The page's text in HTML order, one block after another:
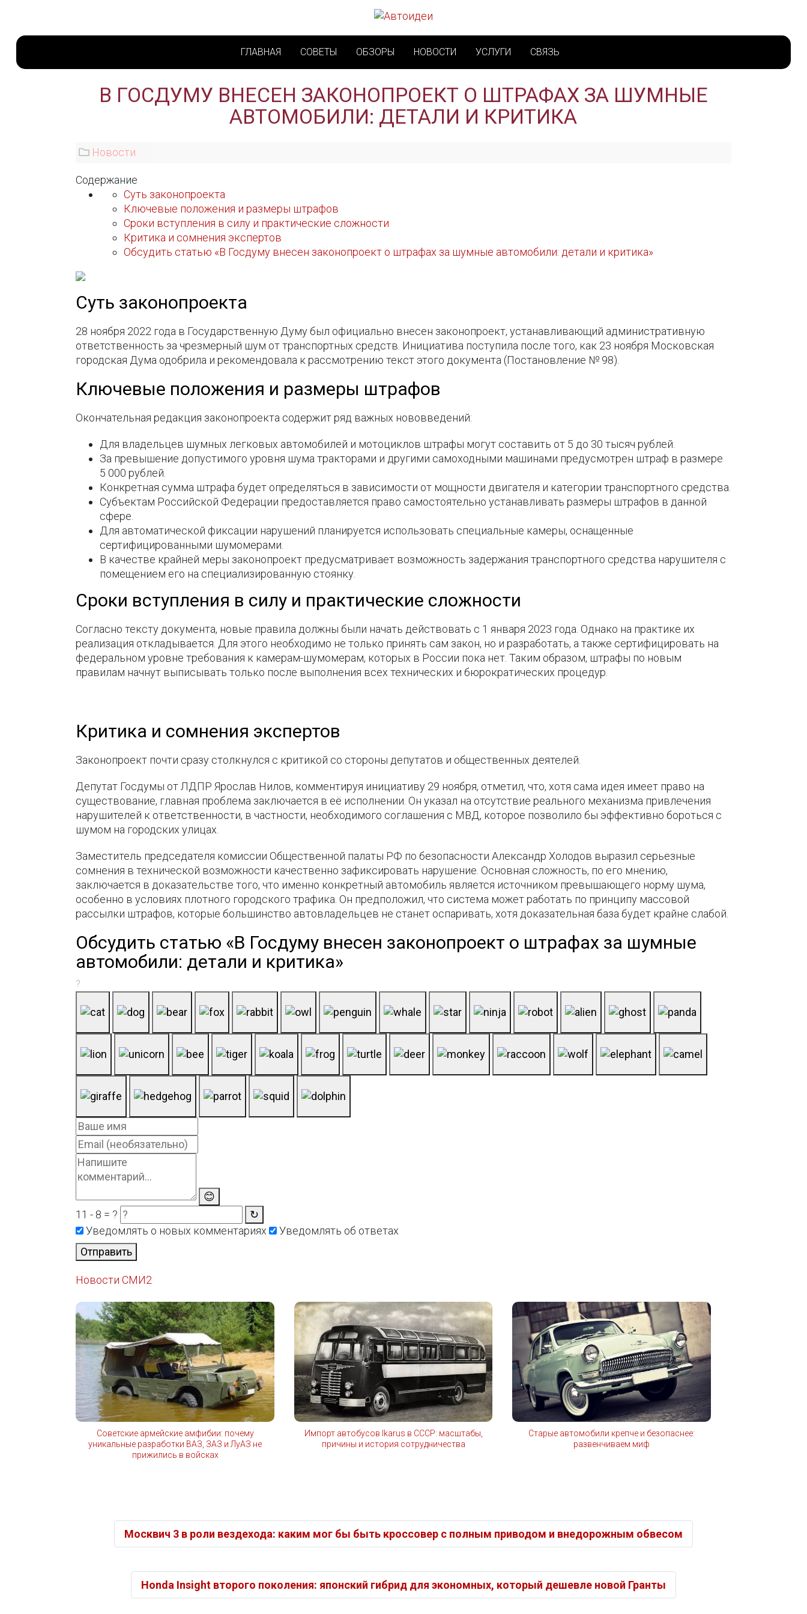
ГЛАВНАЯ СОВЕТЫ ОБЗОРЫ НОВОСТИ УСЛУГИ СВЯЗЬ
В ГОСДУМУ ВНЕСЕН ЗАКОНОПРОЕКТ О ШТРАФАХ ЗА ШУМНЫЕ
АВТОМОБИЛИ: ДЕТАЛИ И КРИТИКА
Новости
Содержание
Суть законопроекта
Ключевые положения и размеры штрафов
Сроки вступления в силу и практические сложности
Критика и сомнения экспертов
Обсудить статью «В Госдуму внесен законопроект о штрафах за шумные автомобили: детали и критика»
Суть законопроекта
28 ноября 2022 года в Государственную Думу был официально внесен законопроект, устанавливающий административную
ответственность за чрезмерный шум от транспортных средств. Инициатива поступила после того, как 23 ноября Московская
городская Дума одобрила и рекомендовала к рассмотрению текст этого документа (Постановление № 98).
Ключевые положения и размеры штрафов
Окончательная редакция законопроекта содержит ряд важных нововведений:
Для владельцев шумных легковых автомобилей и мотоциклов штрафы могут составить от 5 до 30 тысяч рублей.
За превышение допустимого уровня шума тракторами и другими самоходными машинами предусмотрен штраф в размере
5 000 рублей.
Конкретная сумма штрафа будет определяться в зависимости от мощности двигателя и категории транспортного средства.
Субъектам Российской Федерации предоставляется право самостоятельно устанавливать размеры штрафов в данной
сфере.
Для автоматической фиксации нарушений планируется использовать специальные камеры, оснащенные
сертифицированными шумомерами.
В качестве крайней меры законопроект предусматривает возможность задержания транспортного средства нарушителя с
помещением его на специализированную стоянку.
Сроки вступления в силу и практические сложности
Согласно тексту документа, новые правила должны были начать действовать с 1 января 2023 года. Однако на практике их
реализация откладывается. Для этого необходимо не только принять сам закон, но и разработать, а также сертифицировать на
федеральном уровне требования к камерам-шумомерам, которых в России пока нет. Таким образом, штрафы по новым
правилам начнут выписывать только после выполнения всех технических и бюрократических процедур.
Критика и сомнения экспертов
Законопроект почти сразу столкнулся с критикой со стороны депутатов и общественных деятелей.
Депутат Госдумы от ЛДПР Ярослав Нилов, комментируя инициативу 29 ноября, отметил, что, хотя сама идея имеет право на
существование, главная проблема заключается в её исполнении. Он указал на отсутствие реального механизма привлечения
нарушителей к ответственности, в частности, необходимого соглашения с МВД, которое позволило бы эффективно бороться с
шумом на городских улицах.
Заместитель председателя комиссии Общественной палаты РФ по безопасности Александр Холодов выразил серьезные
сомнения в технической возможности качественно зафиксировать нарушение. Основная сложность, по его мнению,
заключается в доказательстве того, что именно конкретный автомобиль является источником превышающего норму шума,
особенно в условиях плотного городского трафика. Он предположил, что система может работать по принципу массовой
рассылки штрафов, которые большинство автовладельцев не станет оспаривать, хотя доказательная база будет крайне слабой.
Обсудить статью «В Госдуму внесен законопроект о штрафах за шумные
автомобили: детали и критика»
?
😊
11 - 8 = ?
↻
Уведомлять о новых комментариях
Уведомлять об ответах
Отправить
Новости СМИ2
Советские армейские амфибии: почему
уникальные разработки ВАЗ, ЗАЗ и ЛуАЗ не
прижились в войсках
Импорт автобусов Ikarus в СССР: масштабы,
причины и история сотрудничества
Старые автомобили крепче и безопаснее:
развенчиваем миф
Москвич 3 в роли вездехода: каким мог бы быть кроссовер с полным приводом и внедорожным обвесом
Honda Insight второго поколения: японский гибрид для экономных, который дешевле новой Гранты